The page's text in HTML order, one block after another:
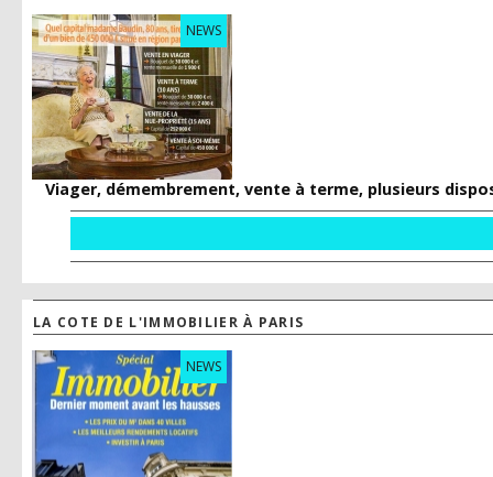
NEWS
Viager, démembrement, vente à terme, plusieurs
LA COTE DE L'IMMOBILIER À PARIS
NEWS